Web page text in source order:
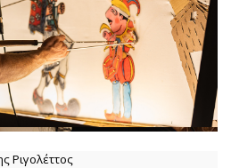
Ριγολέττος